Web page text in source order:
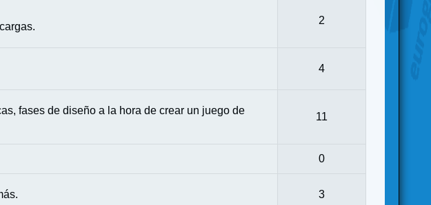
2
4
fases de diseño a la hora de crear un juego de
11
0
3